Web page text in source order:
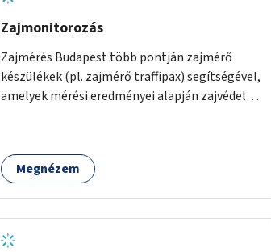
Zajmonitorozás
Zajmérés Budapest több pontján zajmérő
készülékek (pl. zajmérő traffipax) segítségével,
amelyek mérési eredményei alapján zajvédelmi
Megnézem